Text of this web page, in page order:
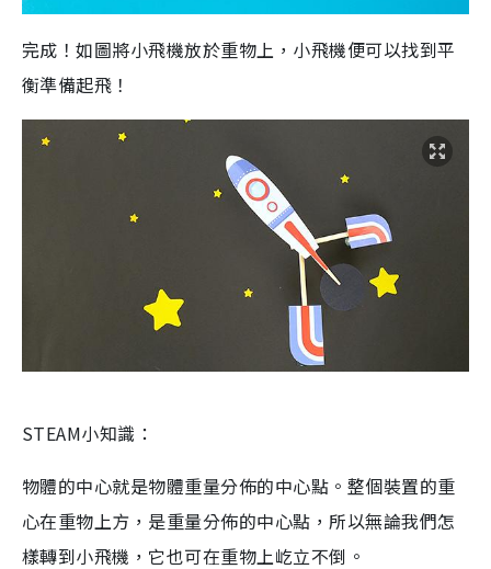
完成！如圖將小飛機放於重物上，小飛機便可以找到平
衡準備起飛！
STEAM小知識：
物體的中心就是物體重量分佈的中心點。整個裝置的重
心在重物上方，是重量分佈的中心點，所以無論我們怎
樣轉到小飛機，它也可在重物上屹立不倒。